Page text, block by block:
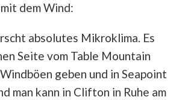
dem Wind:
absolutes Mikroklima. Es
Seite vom Table Mountain
geben und in Seapoint
man kann in Clifton in Ruhe am